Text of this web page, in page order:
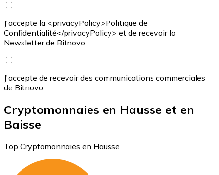
J'accepte la <privacyPolicy>Politique de
Confidentialité</privacyPolicy> et de recevoir la
Newsletter de Bitnovo
J'accepte de recevoir des communications commerciales
de Bitnovo
Cryptomonnaies en Hausse et en
Baisse
Top Cryptomonnaies en Hausse